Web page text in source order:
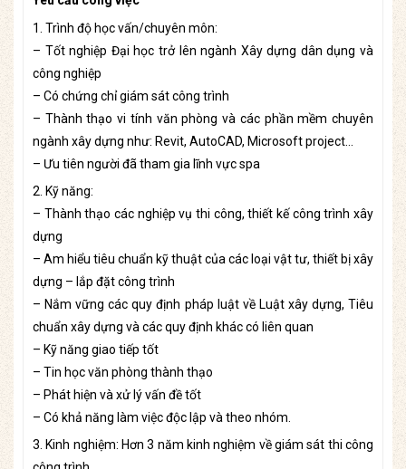
1. Trình độ học vấn/chuyên môn:
– Tốt nghiệp Đại học trở lên ngành Xây dựng dân dụng và
công nghiệp
– Có chứng chỉ giám sát công trình
– Thành thạo vi tính văn phòng và các phần mềm chuyên
ngành xây dựng như: Revit, AutoCAD, Microsoft project…
– Ưu tiên người đã tham gia lĩnh vực spa
2. Kỹ năng:
– Thành thạo các nghiệp vụ thi công, thiết kế công trình xây
dựng
– Am hiểu tiêu chuẩn kỹ thuật của các loại vật tư, thiết bị xây
dựng – lắp đặt công trình
– Nắm vững các quy định pháp luật về Luật xây dựng, Tiêu
chuẩn xây dựng và các quy định khác có liên quan
– Kỹ năng giao tiếp tốt
– Tin học văn phòng thành thạo
– Phát hiện và xử lý vấn đề tốt
– Có khả năng làm việc độc lập và theo nhóm.
3. Kinh nghiệm: Hơn 3 năm kinh nghiệm về giám sát thi công